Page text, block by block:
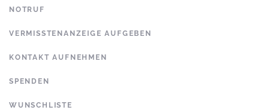
NOTRUF
VERMISSTENANZEIGE AUFGEBEN
KONTAKT AUFNEHMEN
SPENDEN
WUNSCHLISTE